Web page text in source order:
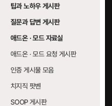
팁과 노하우 게시판
질문과 답변 게시판
애드온 · 모드 자료실
애드온 · 모드 요청 게시판
인증 게시물 모음
치지직 팟벤
SOOP 게시판